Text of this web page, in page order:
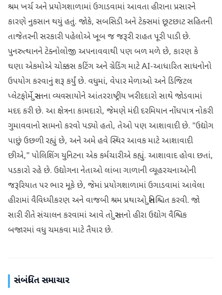
શ્રમ ખર્ચ અને પ્રયોગશાળામાં ઉગાડવામાં આવતા હીરાના પ્રસારને
કારણે નુકસાન થયું હતું. જોકે, સબસિડી અને ટેક્સમાં છૂટછાટ સહિતની
તાજેતરની સરકારી પહેલોએ ખૂબ જ જરૂરી રાહત પૂરી પાડી છે.
પુનરુત્થાનને ટેક્નોલોજી અપનાવવાથી પણ બળ મળે છે, કારણ કે
ઘણા એકમોએ ચોક્કસ કટિંગ અને ગ્રેડિંગ માટે AI-આધારિત સાધનોનો
ઉપયોગ કરવાનું શરૂ કર્યું છે. વધુમાં, વેપાર મેળાઓ અને ડિજિટલ
પ્લેટફોર્મે સુરતના વ્યવસાયોને આંતરરાષ્ટ્રીય ખરીદદારો સાથે જોડવામાં
મદદ કરી છે. આ ક્ષેત્રના કામદારો, જેમણે મંદી દરમિયાન નોંધપાત્ર નોકરી
ગુમાવવાનો સામનો કરવો પડ્યો હતો, તેઓ પણ આશાવાદી છે. "ઉદ્યોગ
પાછું ઉછળી રહ્યું છે, અને અમે હવે સ્થિર આવક માટે આશાવાદી
છીએ," પોલિશિંગ યુનિટના એક કર્મચારીએ કહ્યું. આશાવાદ હોવા છતાં,
પડકારો રહે છે. ઉદ્યોગના નેતાઓ લાંબા ગાળાની વ્યૂહરચનાઓની
જરૂરિયાત પર ભાર મૂકે છે, જેમાં પ્રયોગશાળામાં ઉગાડવામાં આવેલા
હીરામાં વૈવિધ્યીકરણ અને વાજબી શ્રમ પ્રથાઓ સુનિશ્ચિત કરવી. જો
સારી રીતે સંચાલન કરવામાં આવે તો સુરતનો હીરા ઉદ્યોગ વૈશ્વિક
બજારમાં વધુ ચમકવા માટે તૈયાર છે.
સંબંધિત સમાચાર